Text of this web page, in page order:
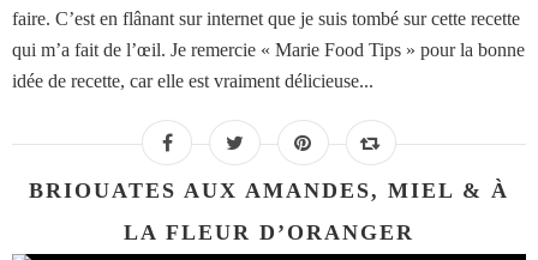
faire. C’est en flânant sur internet que je suis tombé sur cette recette
qui m’a fait de l’œil. Je remercie « Marie Food Tips » pour la bonne
idée de recette, car elle est vraiment délicieuse...
BRIOUATES AUX AMANDES, MIEL & À
LA FLEUR D’ORANGER